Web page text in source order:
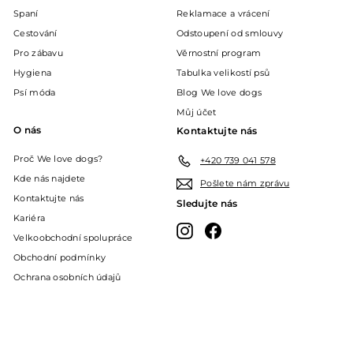
Spaní
Cestování
Pro zábavu
Hygiena
Psí móda
Reklamace a vrácení
Odstoupení od smlouvy
Věrnostní program
Tabulka velikostí psů
Blog We love dogs
Můj účet
O nás
Proč We love dogs?
Kde nás najdete
Kontaktujte nás
Kariéra
Velkoobchodní spolupráce
Obchodní podmínky
Ochrana osobních údajů
Kontaktujte nás
+420 739 041 578
Pošlete nám zprávu
Sledujte nás
InstagramFacebook